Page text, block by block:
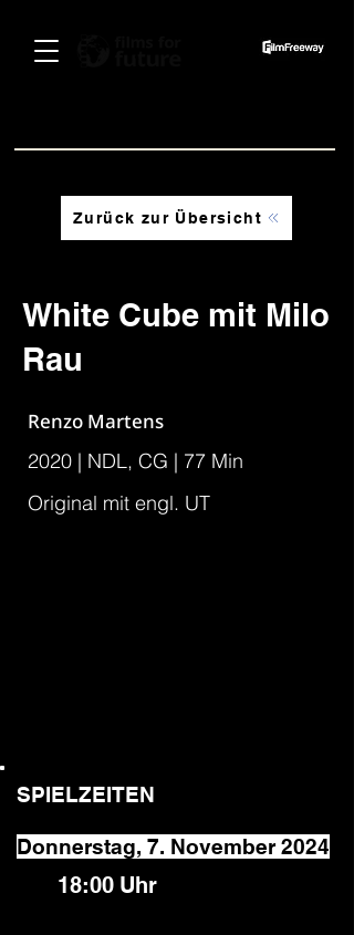
Zurück zur Übersicht
White Cube mit Milo
Rau
Renzo Martens
2020 | NDL, CG | 77 Min
Original mit engl. UT
SPIELZEITEN
Donnerstag, 7. November 2024
18:00 Uhr